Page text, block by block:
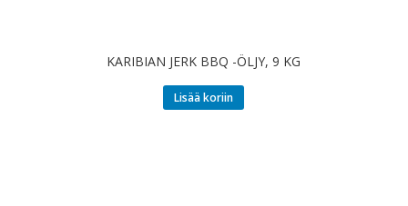
KARIBIAN JERK BBQ -ÖLJY, 9 KG
Lisää koriin